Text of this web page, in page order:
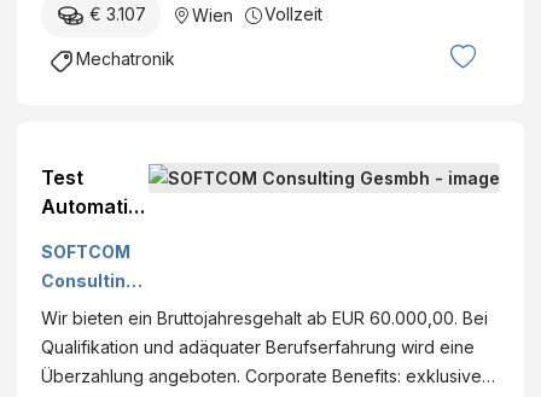
€ 3.107 Wien Vollzeit
Mechatronik
Test
Automatio
(w/m/d)
SOFTCOM
Consulting
Gesmbh
Wir bieten ein Bruttojahresgehalt ab EUR 60.000,00. Bei
Qualifikation und adäquater Berufserfahrung wird eine
Überzahlung angeboten. Corporate Benefits: exklusive…